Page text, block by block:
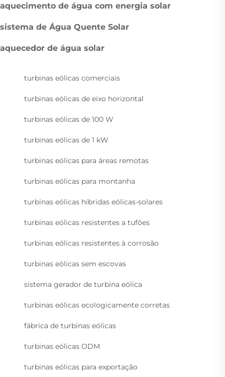
aquecimento de água com energia solar
sistema de Água Quente Solar
aquecedor de água solar
turbinas eólicas comerciais
turbinas eólicas de eixo horizontal
turbinas eólicas de 100 W
turbinas eólicas de 1 kW
turbinas eólicas para áreas remotas
turbinas eólicas para montanha
turbinas eólicas híbridas eólicas-solares
turbinas eólicas resistentes a tufões
turbinas eólicas resistentes à corrosão
turbinas eólicas sem escovas
sistema gerador de turbina eólica
turbinas eólicas ecologicamente corretas
fábrica de turbinas eólicas
turbinas eólicas ODM
turbinas eólicas para exportação